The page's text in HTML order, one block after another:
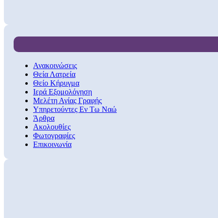
Ανακοινώσεις
Θεία Λατρεία
Θείο Κήρυγμα
Ιερά Εξομολόγηση
Μελέτη Αγίας Γραφής
Υπηρετούντες Εν Τω Ναώ
Άρθρα
Ακολουθίες
Φωτογραφίες
Επικοινωνία